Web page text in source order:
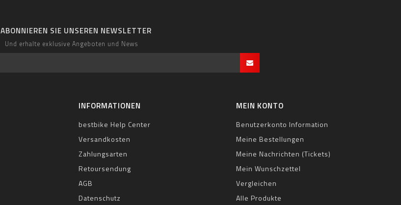
ABONNIEREN SIE UNSEREN NEWSLETTER
Und erhalte exklusive Angeboten und News
INFORMATIONEN
bestbike Help Center
Versandkosten
Zahlungsarten
Retoursendung
AGB
Datenschutz
MEIN KONTO
Benutzerkonto Information
Meine Bestellungen
Meine Nachrichten (Tickets)
Mein Wunschzettel
Vergleichen
Alle Produkte